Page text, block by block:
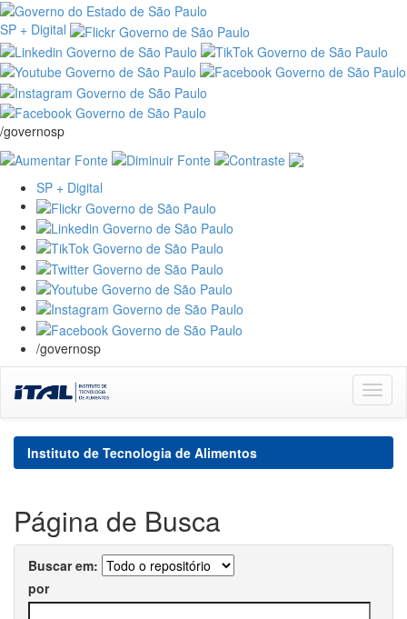
SP + Digital
/governosp
SP + Digital
/governosp
navigation
Instituto de Tecnologia de Alimentos
Página de Busca
Buscar em:
por